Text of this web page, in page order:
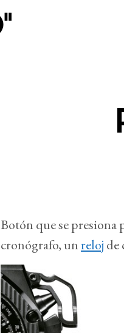
Botón que se presiona
cronógrafo, unreloj de